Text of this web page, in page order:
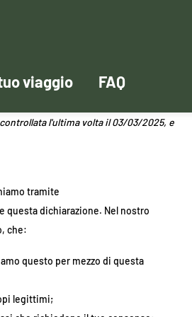
viaggio FAQ
l'ultima volta il 03/03/2025, e
tramite
questa dichiarazione. Nel nostro
che:
questo per mezzo di questa
legittimi;